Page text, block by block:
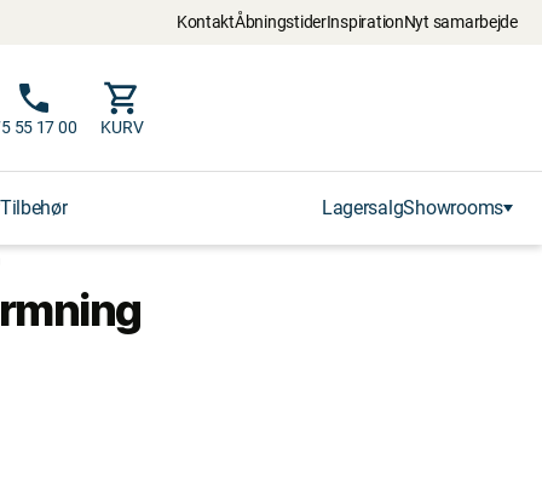
KontaktÅbningstiderInspirationNyt samarbejde
55 17 00 KURV
Tilbehør LagersalgShowrooms